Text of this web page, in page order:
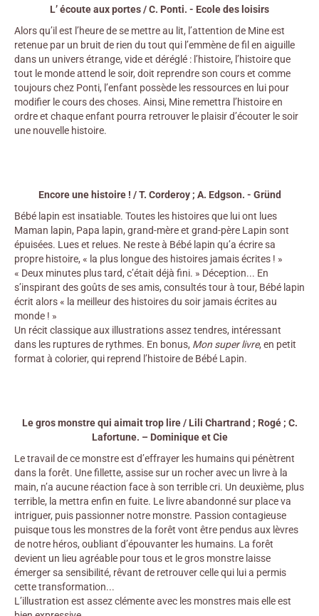
L’ écoute aux portes / C. Ponti. - Ecole des loisirs
Alors qu’il est l’heure de se mettre au lit, l’attention de Mine est
retenue par un bruit de rien du tout qui l’emmène de fil en aiguille
dans un univers étrange, vide et déréglé : l’histoire, l’histoire que
tout le monde attend le soir, doit reprendre son cours et comme
toujours chez Ponti, l’enfant possède les ressources en lui pour
modifier le cours des choses. Ainsi, Mine remettra l’histoire en
ordre et chaque enfant pourra retrouver le plaisir d’écouter le soir
une nouvelle histoire.
Encore une histoire ! / T. Corderoy ; A. Edgson. - Gründ
Bébé lapin est insatiable. Toutes les histoires que lui ont lues
Maman lapin, Papa lapin, grand-mère et grand-père Lapin sont
épuisées. Lues et relues. Ne reste à Bébé lapin qu’a écrire sa
propre histoire, « la plus longue des histoires jamais écrites ! »
« Deux minutes plus tard, c’était déjà fini. » Déception... En
s’inspirant des goûts de ses amis, consultés tour à tour, Bébé lapin
écrit alors « la meilleur des histoires du soir jamais écrites au
monde ! »
Un récit classique aux illustrations assez tendres, intéressant
dans les ruptures de rythmes. En bonus, Mon super livre, en petit
format à colorier, qui reprend l’histoire de Bébé Lapin.
Le gros monstre qui aimait trop lire / Lili Chartrand ; Rogé ; C.
Lafortune. – Dominique et Cie
Le travail de ce monstre est d’effrayer les humains qui pénètrent
dans la forêt. Une fillette, assise sur un rocher avec un livre à la
main, n’a aucune réaction face à son terrible cri. Un deuxième, plus
terrible, la mettra enfin en fuite. Le livre abandonné sur place va
intriguer, puis passionner notre monstre. Passion contagieuse
puisque tous les monstres de la forêt vont être pendus aux lèvres
de notre héros, oubliant d’épouvanter les humains. La forêt
devient un lieu agréable pour tous et le gros monstre laisse
émerger sa sensibilité, rêvant de retrouver celle qui lui a permis
cette transformation...
L’illustration est assez clémente avec les monstres mais elle est